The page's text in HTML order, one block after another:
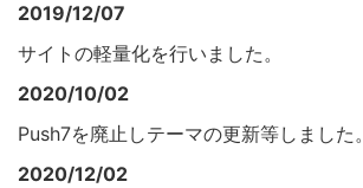
2019/12/07
サイトの軽量化を行いました。
2020/10/02
Push7を廃止しテーマの更新等しました。
2020/12/02